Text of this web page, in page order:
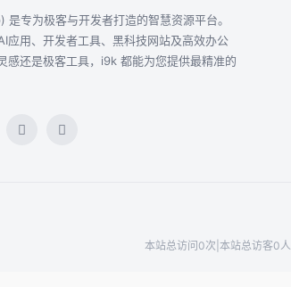
专为极客与开发者打造的智慧资源平台。
应用、开发者工具、黑科技网站及高效办公
感还是极客工具，i9k 都能为您提供最精准的
本站总访问0次 本站总访客0人